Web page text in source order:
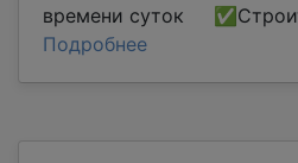
времени суток
Подробнее